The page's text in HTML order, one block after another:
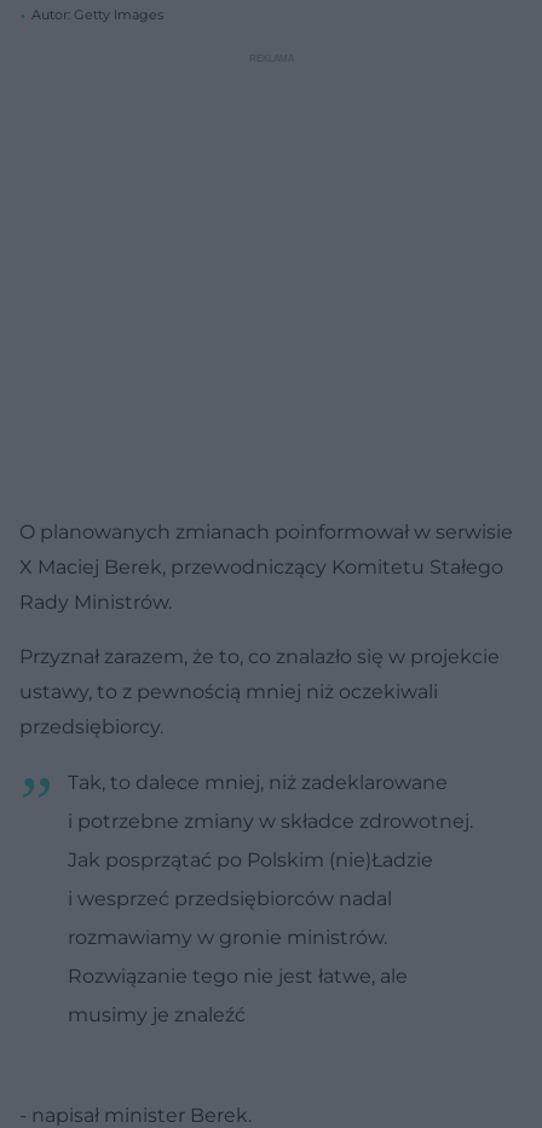
Autor: Getty Images
O planowanych zmianach poinformował w serwisie
X Maciej Berek, przewodniczący Komitetu Stałego
Rady Ministrów.
Przyznał zarazem, że to, co znalazło się w projekcie
ustawy, to z pewnością mniej niż oczekiwali
przedsiębiorcy.
Tak, to dalece mniej, niż zadeklarowane
i potrzebne zmiany w składce zdrowotnej.
Jak posprzątać po Polskim (nie)Ładzie
i wesprzeć przedsiębiorców nadal
rozmawiamy w gronie ministrów.
Rozwiązanie tego nie jest łatwe, ale
musimy je znaleźć
- napisał minister Berek.